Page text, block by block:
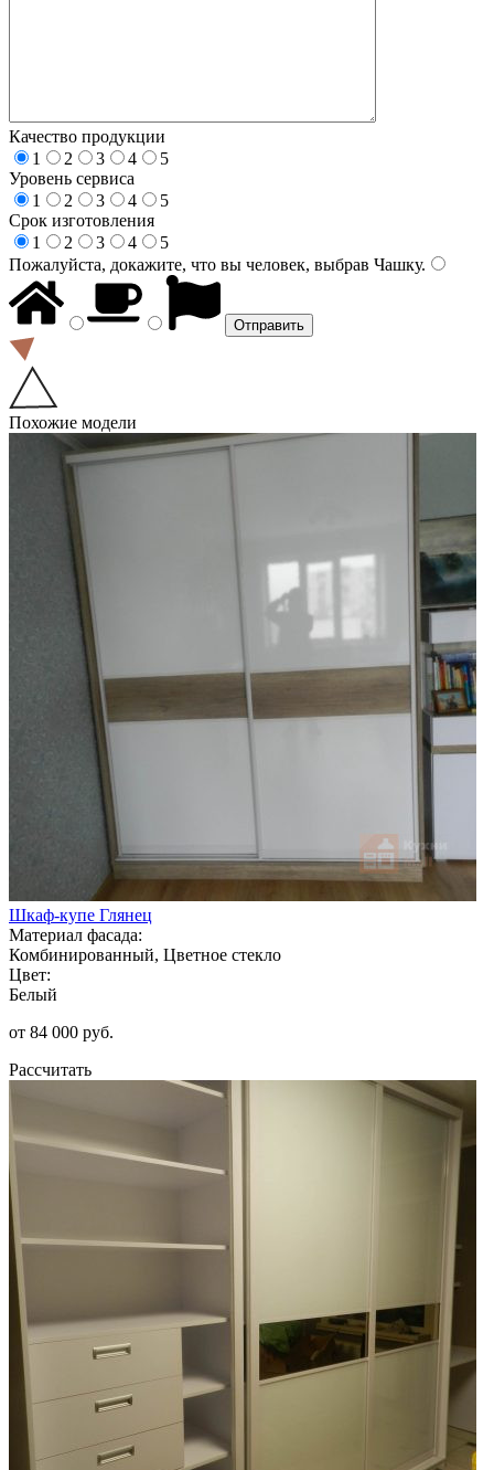
Качество продукции
1
2 3 4
5
Уровень сервиса
1
2 3 4
5
Срок изготовления
1
2 3 4
5
Пожалуйста, докажите, что вы человек, выбрав Чашку.
Похожие модели
Шкаф-купе Глянец
Материал фасада:
Комбинированный, Цветное стекло
Цвет:
Белый
от 84 000 руб.
Рассчитать